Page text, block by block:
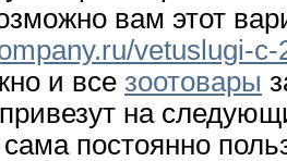
вам этот
vetuslugi-c-
и все зоотовары
на
постоянно